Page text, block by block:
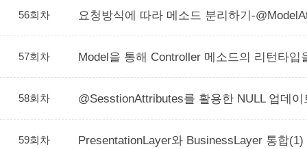
56회차 요청방식에 따라 메소드 분리하기-
57회차 Model을 통해 Controller 메소드의 리턴타입
58회차 @SesstionAttributes를 활용한 NULL 업데이
59회차 PresentationLayer와 BusinessLayer 통합(1)